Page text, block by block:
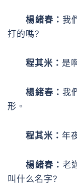
楊緒春：我
打的嗎?
程其米： 是
楊緒春：我
形。
程其米： 年
楊緒春：老
叫什么名字?